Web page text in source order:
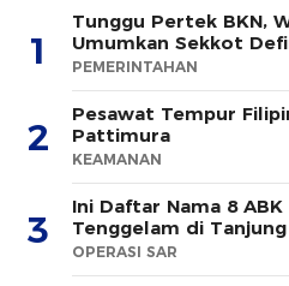
1
Tunggu Pertek BKN,
Umumkan Sekkot
PEMERINTAHAN
2
Pesawat Tempur
Pattimura
KEAMANAN
3
Ini Daftar Nama 8
Tenggelam di
OPERASI SAR